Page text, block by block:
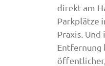
direkt am
Parkplätze
Praxis. Und
Entfernung